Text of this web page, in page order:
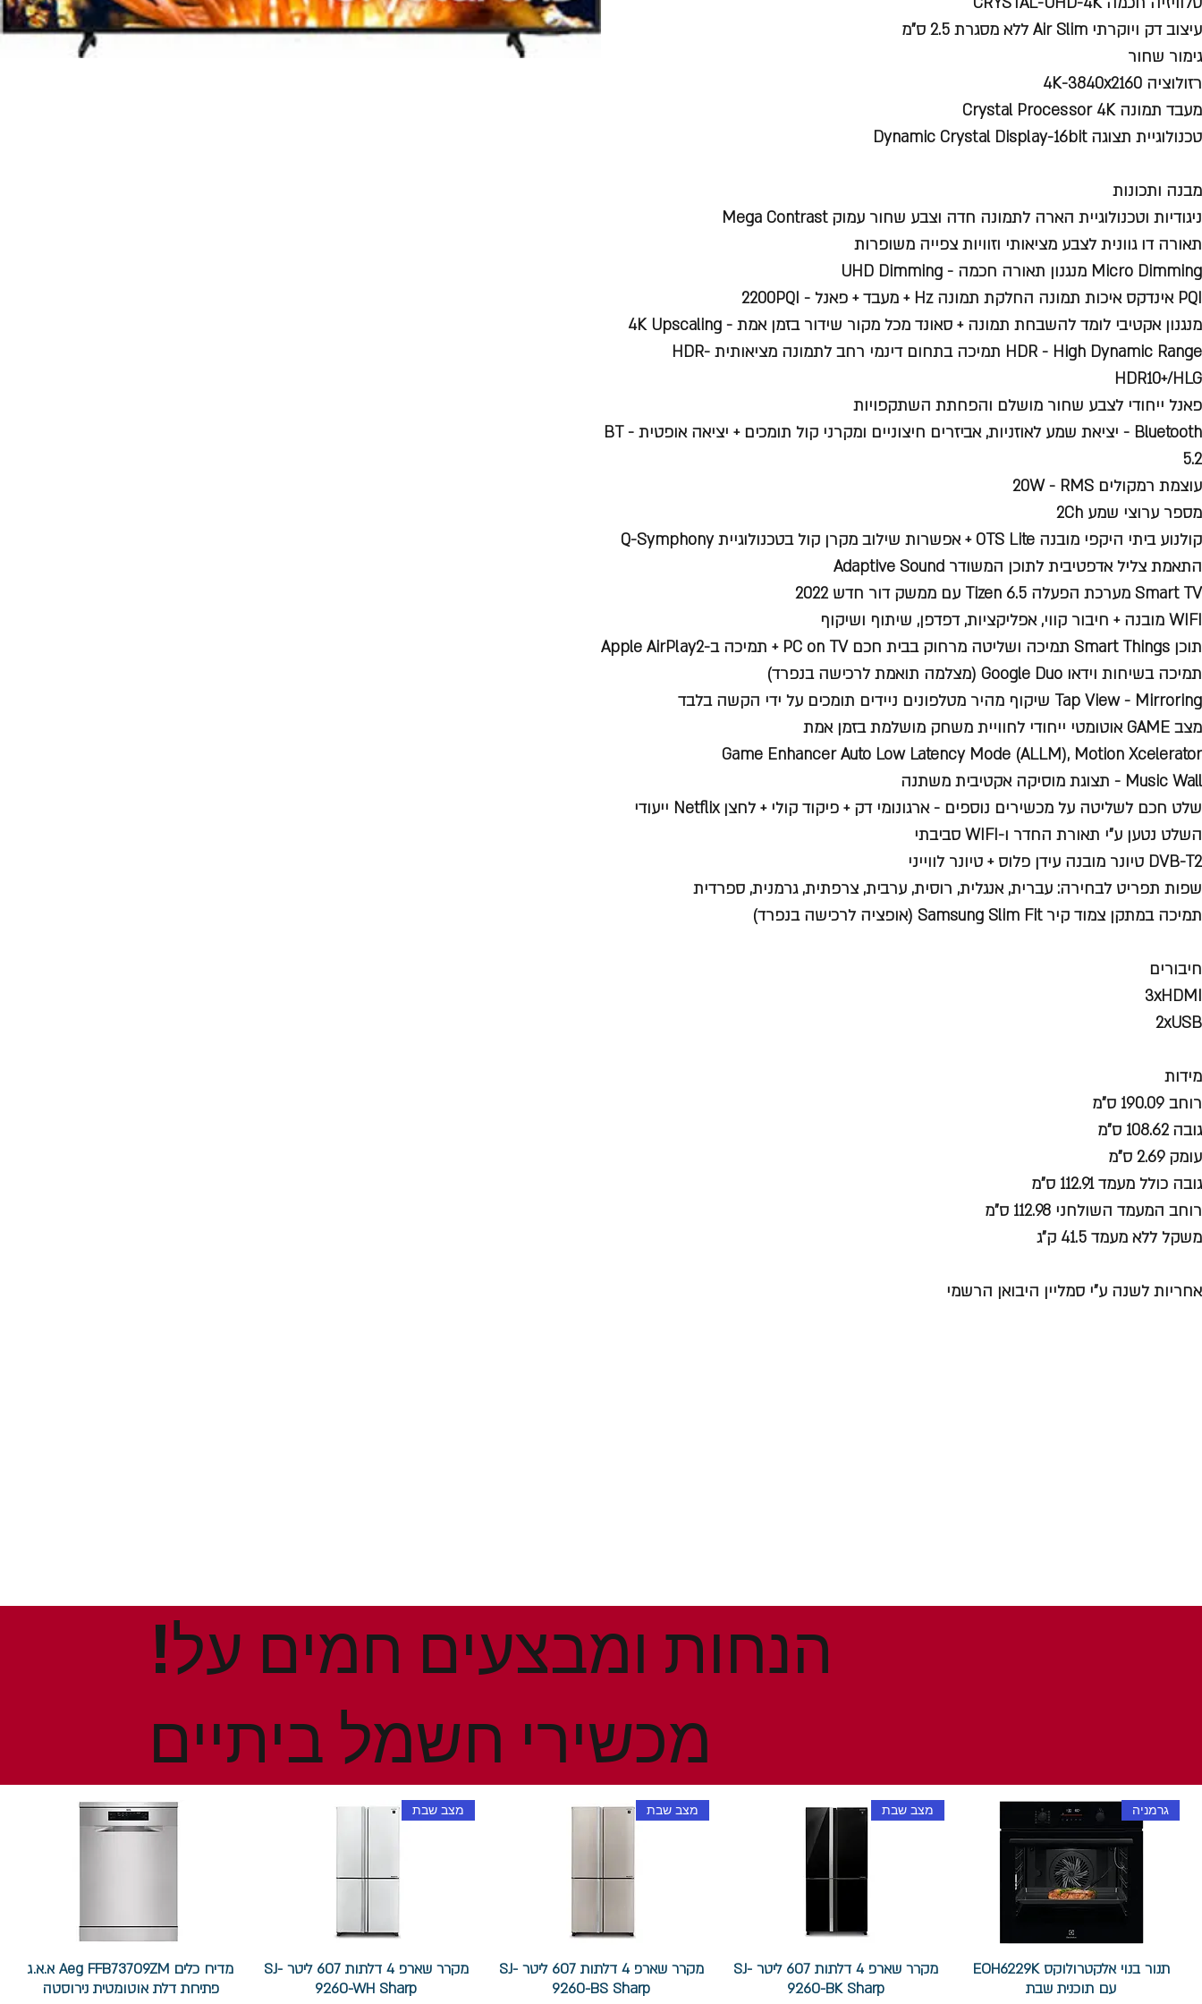
עיצוב דק ויוקרתי Air Slim ללא מסגרת 2.5 ס"מ
גימור שחור
רזולוציה 4K-3840x2160
מעבד תמונה Crystal Processor 4K
טכנולוגיית תצוגה Dynamic Crystal Display-16bit
מבנה ותכונות
ניגודיות וטכנולוגיית הארה לתמונה חדה וצבע שחור עמוק Mega Contrast
תאורה דו גוונית לצבע מציאותי וזוויות צפייה משופרות
Micro Dimming מנגנון תאורה חכמה - UHD Dimming
PQI אינדקס איכות תמונה החלקת תמונה Hz + מעבד + פאנל - 2200PQI
מנגנון אקטיבי לומד להשבחת תמונה + סאונד מכל מקור שידור בזמן אמת - 4K Upscaling
HDR - High Dynamic Range תמיכה בתחום דינמי רחב לתמונה מציאותית -HDR
HDR10+/HLG
פאנל ייחודי לצבע שחור מושלם והפחתת השתקפויות
Bluetooth - יציאת שמע לאוזניות, אביזרים חיצוניים ומקרני קול תומכים + יציאה אופטית - BT
5.2
עוצמת רמקולים 20W - RMS
מספר ערוצי שמע 2Ch
קולנוע ביתי היקפי מובנה OTS Lite + אפשרות שילוב מקרן קול בטכנולוגיית Q-Symphony
התאמת צליל אדפטיבית לתוכן המשודר Adaptive Sound
Smart TV מערכת הפעלה 6.5 Tizen עם ממשק דור חדש 2022
WIFI מובנה + חיבור קווי, אפליקציות, דפדפן, שיתוף ושיקוף
תוכן Smart Things תמיכה ושליטה מרחוק בבית חכם PC on TV + תמיכה ב-Apple AirPlay2
תמיכה בשיחות וידאו Google Duo (מצלמה תואמת לרכישה בנפרד)
Tap View - Mirroring שיקוף מהיר מטלפונים ניידים תומכים על ידי הקשה בלבד
מצב GAME אוטומטי ייחודי לחוויית משחק מושלמת בזמן אמת
Game Enhancer Auto Low Latency Mode (ALLM), Motion Xcelerator
Music Wall - תצוגת מוסיקה אקטיבית משתנה
שלט חכם לשליטה על מכשירים נוספים - ארגונומי דק + פיקוד קולי + לחצן Netflix ייעודי
השלט נטען ע"י תאורת החדר ו-WIFI סביבתי
DVB-T2 טיונר מובנה עידן פלוס + טיונר לווייני
שפות תפריט לבחירה: עברית, אנגלית, רוסית, ערבית, צרפתית, גרמנית, ספרדית
תמיכה במתקן צמוד קיר Samsung Slim Fit (אופציה לרכישה בנפרד)
חיבורים
3xHDMI
2xUSB
מידות
רוחב 190.09 ס"מ
גובה 108.62 ס"מ
עומק 2.69 ס"מ
גובה כולל מעמד 112.91 ס"מ
רוחב המעמד השולחני 112.98 ס"מ
משקל ללא מעמד 41.5 ק"ג
אחריות לשנה ע"י סמליין היבואן הרשמי
גרמניה
תנור בנוי אלקטרולוקס EOH6229K
עם תוכנית שבת
מצב שבת
מקרר שארפ 4 דלתות 607 ליטר SJ-
9260-BK Sharp
מצב שבת
מקרר שארפ 4 דלתות 607 ליטר SJ-
9260-BS Sharp
מצב שבת
מקרר שארפ 4 דלתות 607 ליטר SJ-
9260-WH Sharp
מדיח כלים Aeg FFB73709ZM א.א.ג
פתיחת דלת אוטומטית נירוסטה
!הנחות ומבצעים חמים על
מכשירי חשמל ביתיים